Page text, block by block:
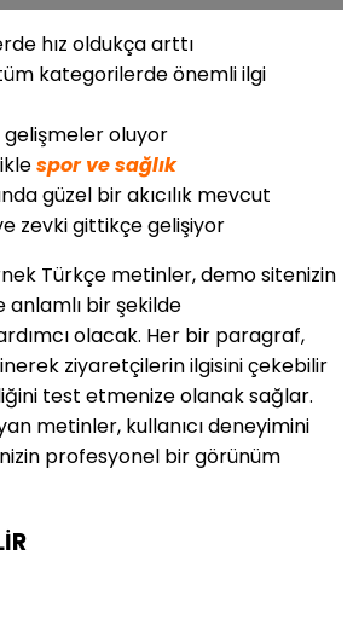
hız oldukça arttı
kategorilerde önemli ilgi
gelişmeler oluyor
spor ve sağlık
güzel bir akıcılık mevcut
zevki gittikçe gelişiyor
Türkçe metinler, demo sitenizin
anlamlı bir şekilde
olacak. Her bir paragraf,
ziyaretçilerin ilgisini çekebilir
test etmenize olanak sağlar.
metinler, kullanıcı deneyimini
profesyonel bir görünüm